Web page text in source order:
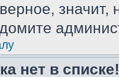
значит,
нет в списке!